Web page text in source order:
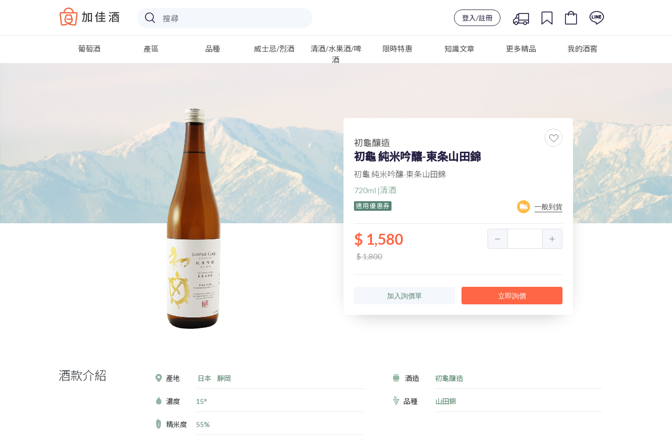
Baccus
登入/註冊
葡萄酒 產區 品種 威士忌/烈酒
清酒/水果酒/啤
酒
限時特惠 知識文章 更多精品 我的酒窖
初龜釀造
初龜 純米吟釀-東条山田錦
初龜 純米吟釀-東条山田錦
720ml |清酒
適用優惠券 一般到貨
$ 1,580
$ 1,800
加入詢價單 立即詢價
酒款介紹 產地 日本 靜岡 酒造 初龜釀造
濃度 15° 品種 山田錦
精米度 55%